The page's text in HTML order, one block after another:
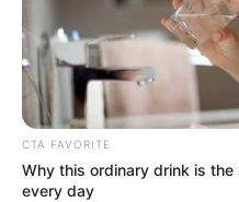
CTA FAVORITE
Why this ordinary drink is
every day